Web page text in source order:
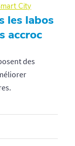
City
les labos
accroc
des